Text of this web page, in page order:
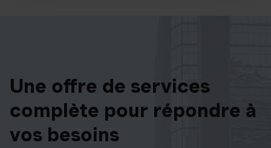
Une offre de services
complète pour répondre à
vos besoins